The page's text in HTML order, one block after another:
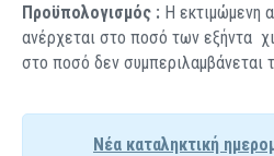
Προϋπολογισμός : Η εκτιμώμενη
ανέρχεται στο ποσό των εξήντα
στο ποσό δεν συμπεριλαμβάνεται
Νέα καταληκτική